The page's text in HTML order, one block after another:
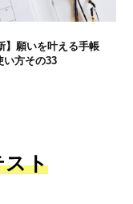
】願いを叶える手帳
方その33
スト